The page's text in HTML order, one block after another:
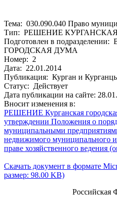
Тема: 030.090.040 Право
Тип: РЕШЕНИЕ
Подготовлен в
ГОРОДСКАЯ ДУМА
Номер: 2
Дата: 22.01.2014
Публикация: Курган и
Статус: Действует
Дата публикации на сайте:
Вносит изменения в:
РЕШЕНИЕ Курганская
утверждении Положения о
муниципальными
недвижимого муниципального
праве хозяйственного ведения
Скачать документ в формате
размер: 98.00 KB)
Российская